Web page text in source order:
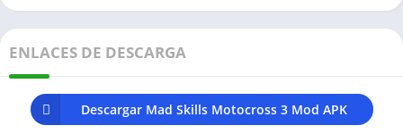
ENLACES DE DESCARGA
Descargar Mad Skills Motocross 3 Mod APK